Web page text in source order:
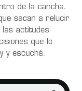
de la cancha.
sacan a relucir
las actitudes
que lo
y escuchá.